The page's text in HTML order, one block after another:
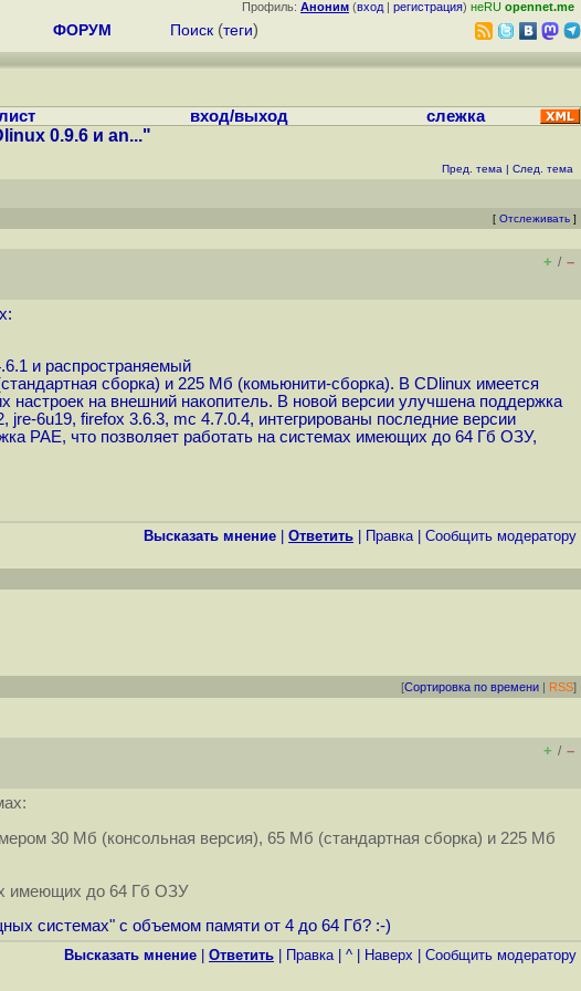
Профиль: Аноним (вход | регистрация) неRU opennet.me
ФОРУМ Поиск (теги)
вход/выход слежка
0.9.6 и an..."
Пред. тема | След. тема
[ Отслеживать ]
+ / –
и распространяемый
сборка) и 225 Мб (комьюнити-сборка). В CDlinux имеется
настроек на внешний накопитель. В новой версии улучшена поддержка
6u19, firefox 3.6.3, mc 4.7.0.4, интегрированы последние версии
PAE, что позволяет работать на системах имеющих до 64 Гб ОЗУ,
Высказать мнение Ответить Правка| Cообщить модератору
[Сортировка по времени | RSS]
+ / –
30 Мб (консольная версия), 65 Мб (стандартная сборка) и 225 Мб
имеющих до 64 Гб ОЗУ
системах" с объемом памяти от 4 до 64 Гб? :-)
Высказать мнение Ответить Правка| ^ Наверх Cообщить модератору